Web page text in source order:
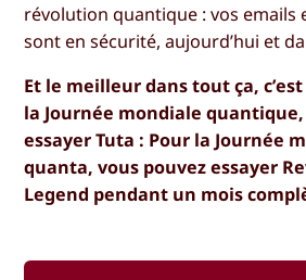
révolution quantique : vos emails
sont en sécurité, aujourd’hui et
Et le meilleur dans tout ça, c’est
la Journée mondiale
essayer Tuta : Pour la Journée
quanta, vous pouvez essayer
Legend pendant un mois